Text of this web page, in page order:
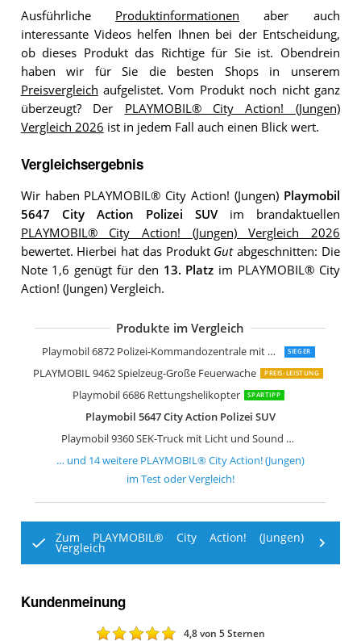
Ausführliche Produktinformationen aber auch
interessante Videos helfen Ihnen bei der Entscheidung,
ob dieses Produkt das Richtige für Sie ist. Obendrein
haben wir für Sie die besten Shops in unserem
Preisvergleich aufgelistet. Vom Produkt noch nicht ganz
überzeugt? Der PLAYMOBIL® City Action! (Jungen)
Vergleich 2026 ist in jedem Fall auch einen Blick wert.
Vergleichsergebnis
Wir haben PLAYMOBIL® City Action! (Jungen) Playmobil
5647 City Action Polizei SUVim brandaktuellen
PLAYMOBIL® City Action! (Jungen) Vergleich 2026
bewertet. Hierbei hat das Produkt Gutabgeschnitten: Die
Note 1,6 genügt für den 13. Platz im PLAYMOBIL® City
Action! (Jungen) Vergleich.
Produkte im Vergleich
Playmobil 6872 Polizei-Kommandozentrale mit Gefängnis SIEGER
PLAYMOBIL 9462 Spielzeug-Große Feuerwache PREIS-LEISTUNG
Playmobil 6686 Rettungshelikopter SPARTIPP
Playmobil 5647 City Action Polizei SUV
Playmobil 9360 SEK-Truck mit Licht und Sound Spiel
Playmobil 9372 Polizeistation
Playmobil 9396 Bundespolizei Truck
PLAYMOBIL 9466 Spielzeug-
Playmobil 5338 Flughafen mit Tower
Playmobil 5614 Polizei-Wagen mit
Playmobil 6081 Ferienflieger
PLAYMOBIL 9369 Flieger Spielzeug
Playmobil 5187 Polizei-Truck mit
PLAYMOBIL Set Polizei 9043
Playmobil 9236 Polizeibus mit
… und 14weitere PLAYMOBIL® City Action! (Jungen)
im Test oder Vergleich!
Zum PLAYMOBIL® City Action! (Jungen)
Vergleich
Kundenmeinung
4,8von 5 Sternen